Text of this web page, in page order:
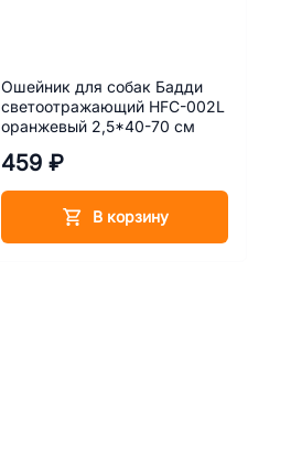
Ошейник для собак Бадди
светоотражающий HFC-002L
оранжевый 2,5*40-70 см
459 ₽
В корзину